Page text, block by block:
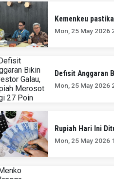
Kemenkeu
Mon, 25 May 2026
Defisit Anggaran
Mon, 25 May 2026
Rupiah Hari Ini
Mon, 25 May 2026